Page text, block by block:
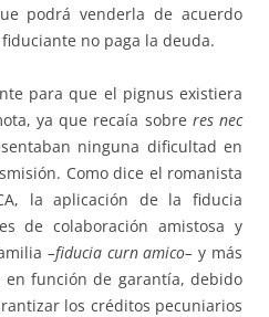
podrá ven­derla de acuerdo
no paga la deuda.
para que el pignus existiera
ya que recaía sobre res nec
ninguna dificultad en
Co­mo di­ce el romanista
la aplicación de la fi­du­cia
de colaboración amistosa y
–fiducia curn amico–y más
en función de garantía, debido
los créditos pecuniarios